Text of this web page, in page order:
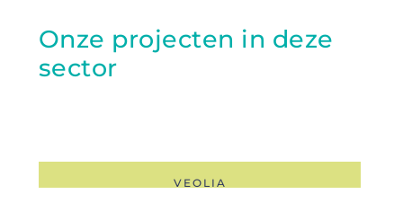
Onze projecten in deze
sector
VEOLIA